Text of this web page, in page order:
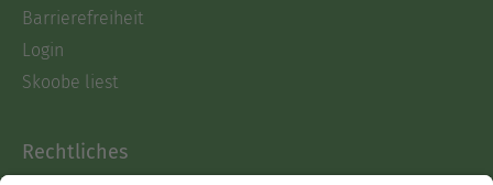
Barrierefreiheit
Login
Skoobe liest
Rechtliches